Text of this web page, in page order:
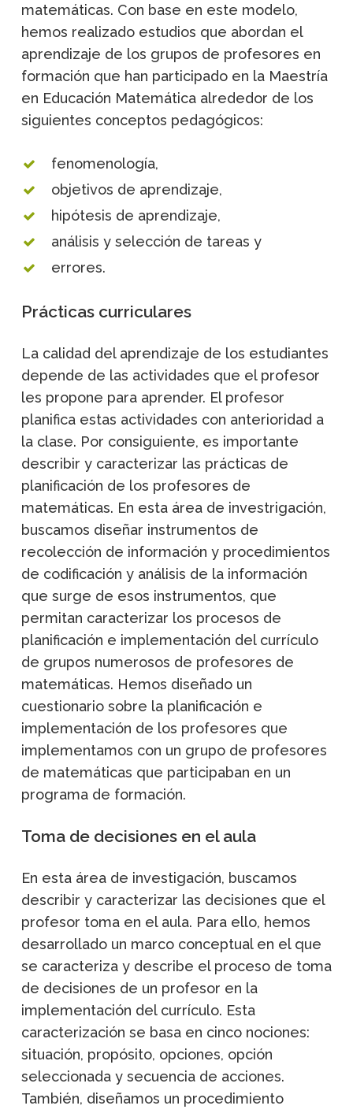
matemáticas. Con base en este modelo,
hemos realizado estudios que abordan el
aprendizaje de los grupos de profesores en
formación que han participado en la Maestría
en Educación Matemática alrededor de los
siguientes conceptos pedagógicos:
fenomenología,
objetivos de aprendizaje,
hipótesis de aprendizaje,
análisis y selección de tareas y
errores.
Prácticas curriculares
La calidad del aprendizaje de los estudiantes
depende de las actividades que el profesor
les propone para aprender. El profesor
planifica estas actividades con anterioridad a
la clase. Por consiguiente, es importante
describir y caracterizar las prácticas de
planificación de los profesores de
matemáticas. En esta área de investrigación,
buscamos diseñar instrumentos de
recolección de información y procedimientos
de codificación y análisis de la información
que surge de esos instrumentos, que
permitan caracterizar los procesos de
planificación e implementación del currículo
de grupos numerosos de profesores de
matemáticas. Hemos diseñado un
cuestionario sobre la planificación e
implementación de los profesores que
implementamos con un grupo de profesores
de matemáticas que participaban en un
programa de formación.
Toma de decisiones en el aula
En esta área de investigación, buscamos
describir y caracterizar las decisiones que el
profesor toma en el aula. Para ello, hemos
desarrollado un marco conceptual en el que
se caracteriza y describe el proceso de toma
de decisiones de un profesor en la
implementación del currículo. Esta
caracterización se basa en cinco nociones:
situación, propósito, opciones, opción
seleccionada y secuencia de acciones.
También, diseñamos un procedimiento